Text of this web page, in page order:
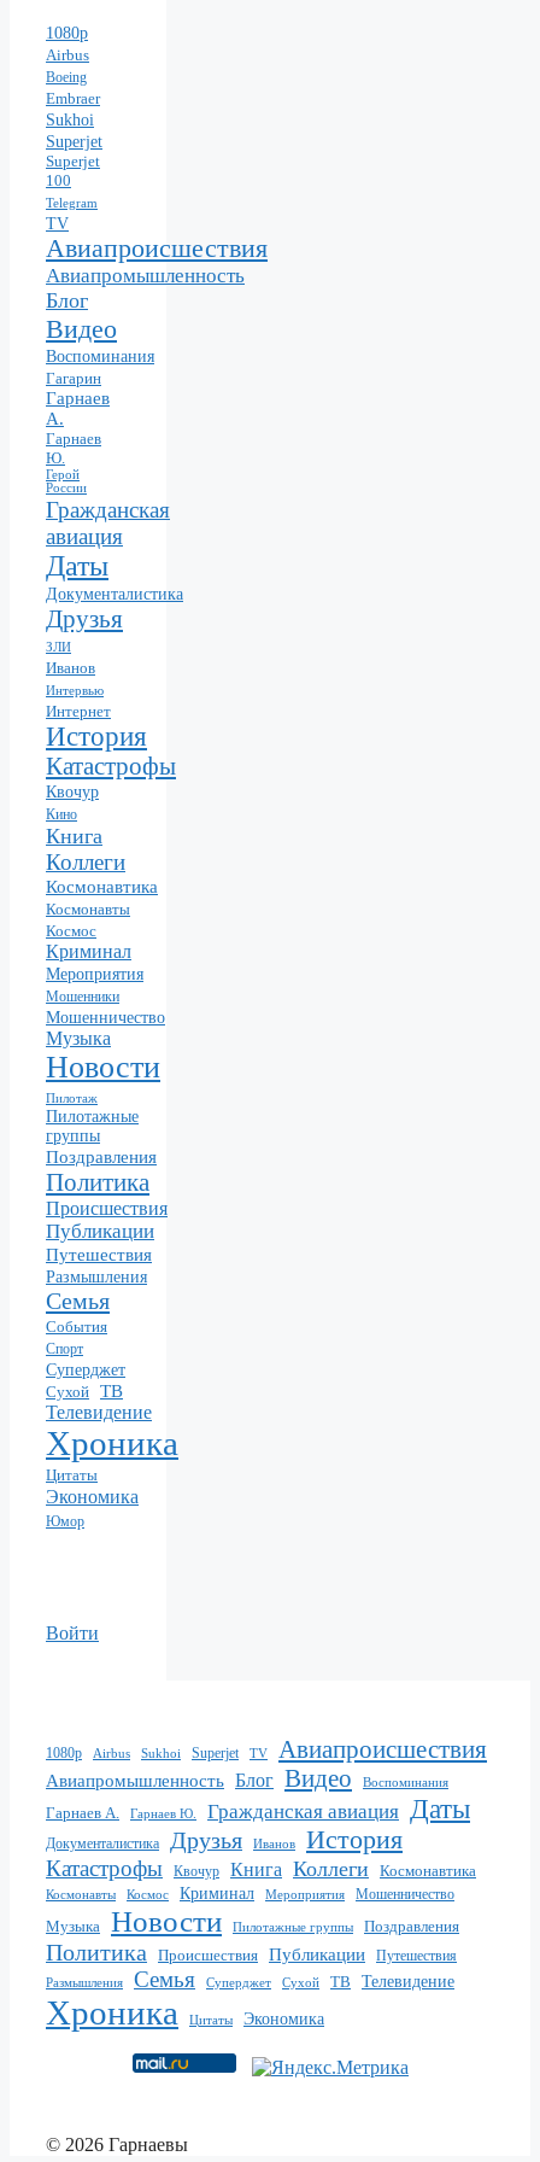
1080p
Airbus
Boeing
Embraer
Sukhoi
Superjet
Superjet
100
Telegram
TV
Авиапроисшествия
Авиапромышленность
Блог
Видео
Воспоминания
Гагарин
Гарнаев
А.
Гарнаев
Ю.
Герой
России
Гражданская
авиация
Даты
Документалистика
Друзья
ЗЛИ
Иванов
Интервью
Интернет
История
Катастрофы
Квочур
Кино
Книга
Коллеги
Космонавтика
Космонавты
Космос
Криминал
Мероприятия
Мошенники
Мошенничество
Музыка
Новости
Пилотаж
Пилотажные
группы
Поздравления
Политика
Происшествия
Публикации
Путешествия
Размышления
Семья
События
Спорт
Суперджет
Сухой ТВ
Телевидение
Хроника
Цитаты
Экономика
Юмор
Войти
1080p Airbus Sukhoi Superjet TV Авиапроисшествия
Авиапромышленность Блог Видео Воспоминания
Гарнаев А. Гарнаев Ю. Гражданская авиация Даты
Документалистика Друзья Иванов История
Катастрофы Квочур Книга Коллеги Космонавтика
Космонавты Космос Криминал Мероприятия Мошенничество
Музыка Новости Пилотажные группы Поздравления
Политика Происшествия Публикации Путешествия
Размышления Семья Суперджет Сухой ТВ Телевидение
Хроника Цитаты Экономика
© 2026 Гарнаевы